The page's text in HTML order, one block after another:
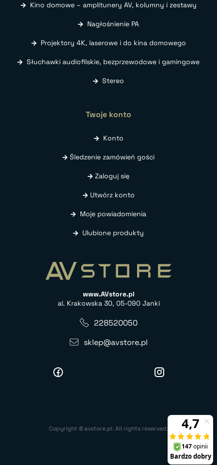
Kino domowe – amplitunery AV, kolumny i zestawy
Nagłośnienie PA
Projektory 4K, laserowe i do kina domowego
Słuchawki audiofilskie, bezprzewodowe i gamingowe
Stereo
Twoje konto
Konto
Śledzenie zamówień gości
Zaloguj się
Utwórz konto
Moje powiadomienia
Ulubione produkty
www.AVstore.pl
al. Krakowska 30, 05-090 Janki
228520050
sklep@avstore.pl
Copyright © avstore.pl. All rights reserved.